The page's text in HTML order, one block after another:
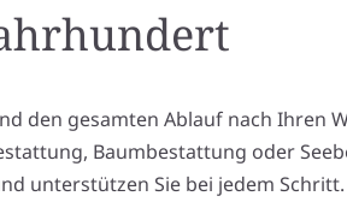
den gesamten Ablauf nach Ihren
Baumbestattung oder
unterstützen Sie bei jedem Schritt.